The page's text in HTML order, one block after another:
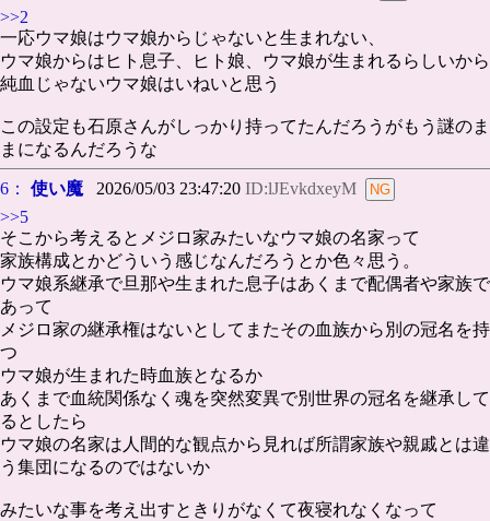
>>2
一応ウマ娘はウマ娘からじゃないと生まれない、
ウマ娘からはヒト息子、ヒト娘、ウマ娘が生まれるらしいから
純血じゃないウマ娘はいねいと思う
この設定も石原さんがしっかり持ってたんだろうがもう謎のま
まになるんだろうな
6： 使い魔 2026/05/03 23:47:20 ID:lJEvkdxeyM
>>5
そこから考えるとメジロ家みたいなウマ娘の名家って
家族構成とかどういう感じなんだろうとか色々思う。
ウマ娘系継承で旦那や生まれた息子はあくまで配偶者や家族で
あって
メジロ家の継承権はないとしてまたその血族から別の冠名を持
つ
ウマ娘が生まれた時血族となるか
あくまで血統関係なく魂を突然変異で別世界の冠名を継承して
るとしたら
ウマ娘の名家は人間的な観点から見れば所謂家族や親戚とは違
う集団になるのではないか
みたいな事を考え出すときりがなくて夜寝れなくなって